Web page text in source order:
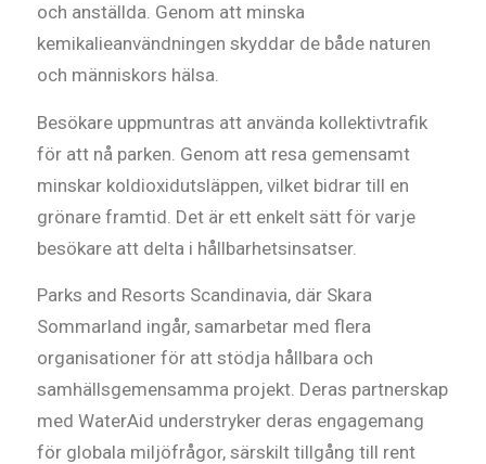
och anställda. Genom att minska
kemikalieanvändningen skyddar de både naturen
och människors hälsa.
Besökare uppmuntras att använda kollektivtrafik
för att nå parken. Genom att resa gemensamt
minskar koldioxidutsläppen, vilket bidrar till en
grönare framtid. Det är ett enkelt sätt för varje
besökare att delta i hållbarhetsinsatser.
Parks and Resorts Scandinavia, där Skara
Sommarland ingår, samarbetar med flera
organisationer för att stödja hållbara och
samhällsgemensamma projekt. Deras partnerskap
med WaterAid understryker deras engagemang
för globala miljöfrågor, särskilt tillgång till rent